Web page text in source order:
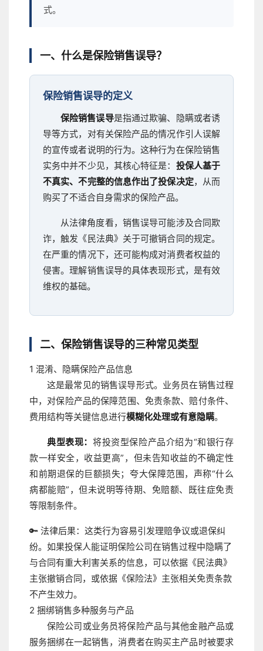
式。
一、什么是保险销售误导？
保险销售误导的定义
保险销售误导是指通过欺骗、隐瞒或者诱
导等方式，对有关保险产品的情况作引人误解
的宣传或者说明的行为。这种行为在保险销售
实务中并不少见，其核心特征是： 投保人基于
不真实、不完整的信息作出了投保决定，从而
购买了不适合自身需求的保险产品。
从法律角度看，销售误导可能涉及合同欺
诈，触发《民法典》关于可撤销合同的规定。
在严重的情况下，还可能构成对消费者权益的
侵害。理解销售误导的具体表现形式，是有效
维权的基础。
二、保险销售误导的三种常见类型
1 混淆、隐瞒保险产品信息
这是最常见的销售误导形式。业务员在销售过程
中，对保险产品的保障范围、免责条款、赔付条件、
费用结构等关键信息进行模糊化处理或有意隐瞒。
典型表现： 将投资型保险产品介绍为“和银行存
款一样安全，收益更高”，但未告知收益的不确定性
和前期退保的巨额损失；夸大保障范围，声称“什么
病都能赔”，但未说明等待期、免赔额、既往症免责
等限制条件。
🔑 法律后果： 这类行为容易引发理赔争议或退保纠
纷。如果投保人能证明保险公司在销售过程中隐瞒了
与合同有重大利害关系的信息，可以依据《民法典》
主张撤销合同，或依据《保险法》主张相关免责条款
不产生效力。
2 捆绑销售多种服务与产品
保险公司或业务员将保险产品与其他金融产品或
服务捆绑在一起销售，消费者在购买主产品时被要求